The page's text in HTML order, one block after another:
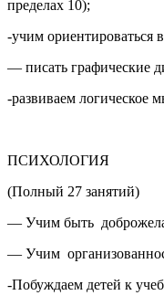
пределах 10);
-учим ориентироваться
— писать графические
-развиваем логическое
ПСИХОЛОГИЯ
(Полный 27 занятий)
— Учим быть
— Учим
-Побуждаем детей к